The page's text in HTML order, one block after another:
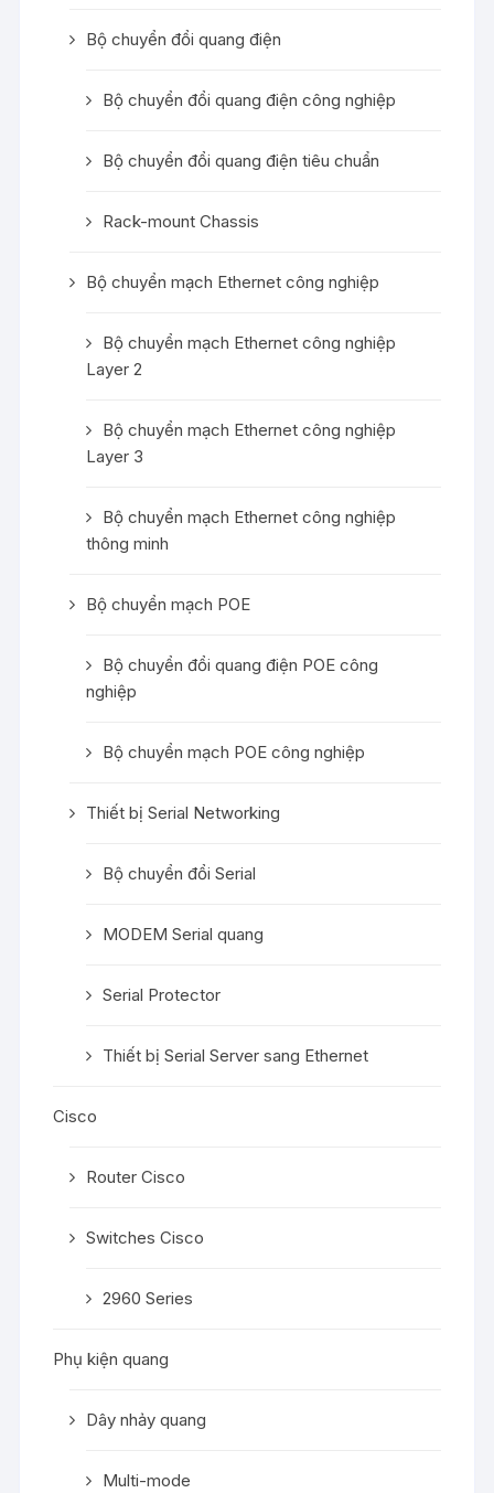
Bộ chuyển đổi quang điện
Bộ chuyển đổi quang điện công nghiệp
Bộ chuyển đổi quang điện tiêu chuẩn
Rack-mount Chassis
Bộ chuyển mạch Ethernet công nghiệp
Bộ chuyển mạch Ethernet công nghiệp
Layer 2
Bộ chuyển mạch Ethernet công nghiệp
Layer 3
Bộ chuyển mạch Ethernet công nghiệp
thông minh
Bộ chuyển mạch POE
Bộ chuyển đổi quang điện POE công
nghiệp
Bộ chuyển mạch POE công nghiệp
Thiết bị Serial Networking
Bộ chuyển đổi Serial
MODEM Serial quang
Serial Protector
Thiết bị Serial Server sang Ethernet
Cisco
Router Cisco
Switches Cisco
2960 Series
Phụ kiện quang
Dây nhảy quang
Multi-mode